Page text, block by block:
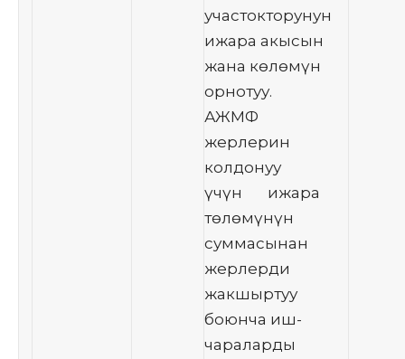
участокторунун
ижара акысын
жана көлөмүн
орнотуу.
АЖМФ
жерлерин
колдонуу
үчүн ижара
төлөмүнүн
суммасынан
жерлерди
жакшыртуу
боюнча иш-
чараларды